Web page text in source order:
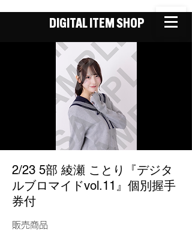
DIGITAL ITEM SHOP
2/23 5部 綾瀬 ことり『デジタ
ルブロマイドvol.11』個別握手
券付
販売商品